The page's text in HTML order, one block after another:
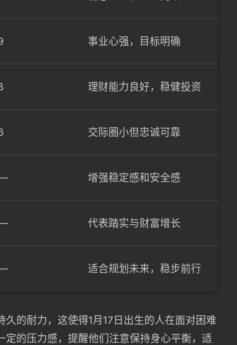
事业心强，目标明确
理财能力良好，稳健投资
交际圈小但忠诚可靠
增强稳定感和安全感
代表踏实与财富增长
适合规划未来，稳步前行
的耐力，这使得1月17日出生的人在面对困难
的压力感，提醒他们注意保持身心平衡，适